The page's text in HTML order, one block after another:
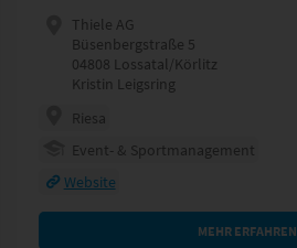
Thiele AG
Büsenbergstraße 5
04808 Lossatal/Körlitz
Kristin Leigsring
Riesa
Event- & Sportmanagement
Website
MEHR ERFAHREN